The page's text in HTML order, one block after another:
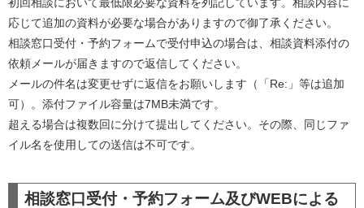
応じて追加の資料が必要な場合がありますので御了承ください。
相談窓口受付・予約フォームで受付申込の場合は、相談資料添付の
依頼メールが届きますので返信してください。
メールの件名は変更せずに返信をお願いします（「Re:」等は追加
可）。添付ファイル容量は7MB未満です。
超える場合は複数回に分けて提出してください。その際、同じファ
イル名を使用しての送信は不可です。
相談窓口受付・予約フォーム及びWEBによる